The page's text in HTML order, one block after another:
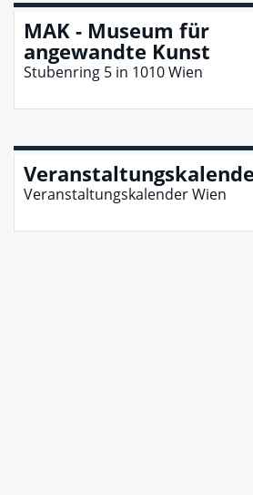
MAK - Museum für
angewandte Kunst
Stubenring 5 in 1010Wien
Veranstaltungskalender Wien